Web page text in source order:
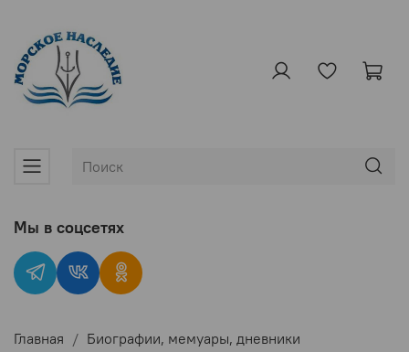
Главная Биографии, мемуары, дневники
Мы в соцсетях